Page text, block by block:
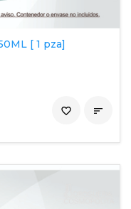
[ 1 pza]

favorite_border